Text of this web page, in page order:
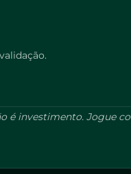
investimento. Jogue